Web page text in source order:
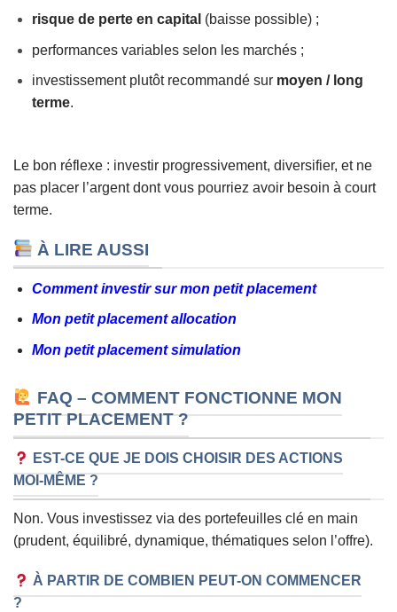
risque de perte en capital (baisse possible) ;
performances variables selon les marchés ;
investissement plutôt recommandé sur moyen / long
terme.
Le bon réflexe : investir progressivement, diversifier, et ne
pas placer l’argent dont vous pourriez avoir besoin à court
terme.
À LIRE AUSSI
Comment investir sur mon petit placement
Mon petit placement allocation
Mon petit placement simulation
FAQ – COMMENT FONCTIONNE MON
PETIT PLACEMENT ?
EST-CE QUE JE DOIS CHOISIR DES ACTIONS
MOI-MÊME ?
Non. Vous investissez via des portefeuilles clé en main
(prudent, équilibré, dynamique, thématiques selon l’offre).
À PARTIR DE COMBIEN PEUT-ON COMMENCER
?